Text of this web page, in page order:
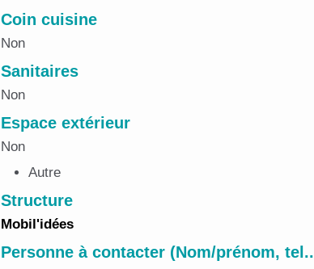
Coin cuisine
Non
Sanitaires
Non
Espace extérieur
Non
Autre
Structure
Mobil'idées
Personne à contacter (Nom/prénom,